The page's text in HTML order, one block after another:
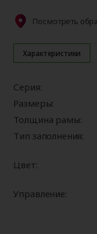
Характеристики
Серия:
Размеры:
Толщина рамы:
Тип заполнения:
Цвет:
Управление:
Посмотреть